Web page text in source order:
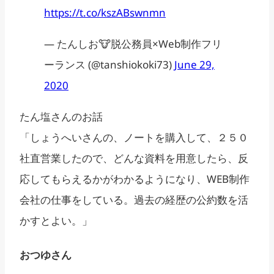
https://t.co/kszABswnmn
— たんしお🐮脱公務員×Web制作フリ
ーランス (@tanshiokoki73) June 29,
2020
たん塩さんのお話
「しょうへいさんの、ノートを購入して、２５０
社直営業したので、どんな資料を用意したら、反
応してもらえるかがわかるようになり、WEB制作
会社の仕事をしている。過去の経歴の公約数を活
かすとよい。」
おつゆさん